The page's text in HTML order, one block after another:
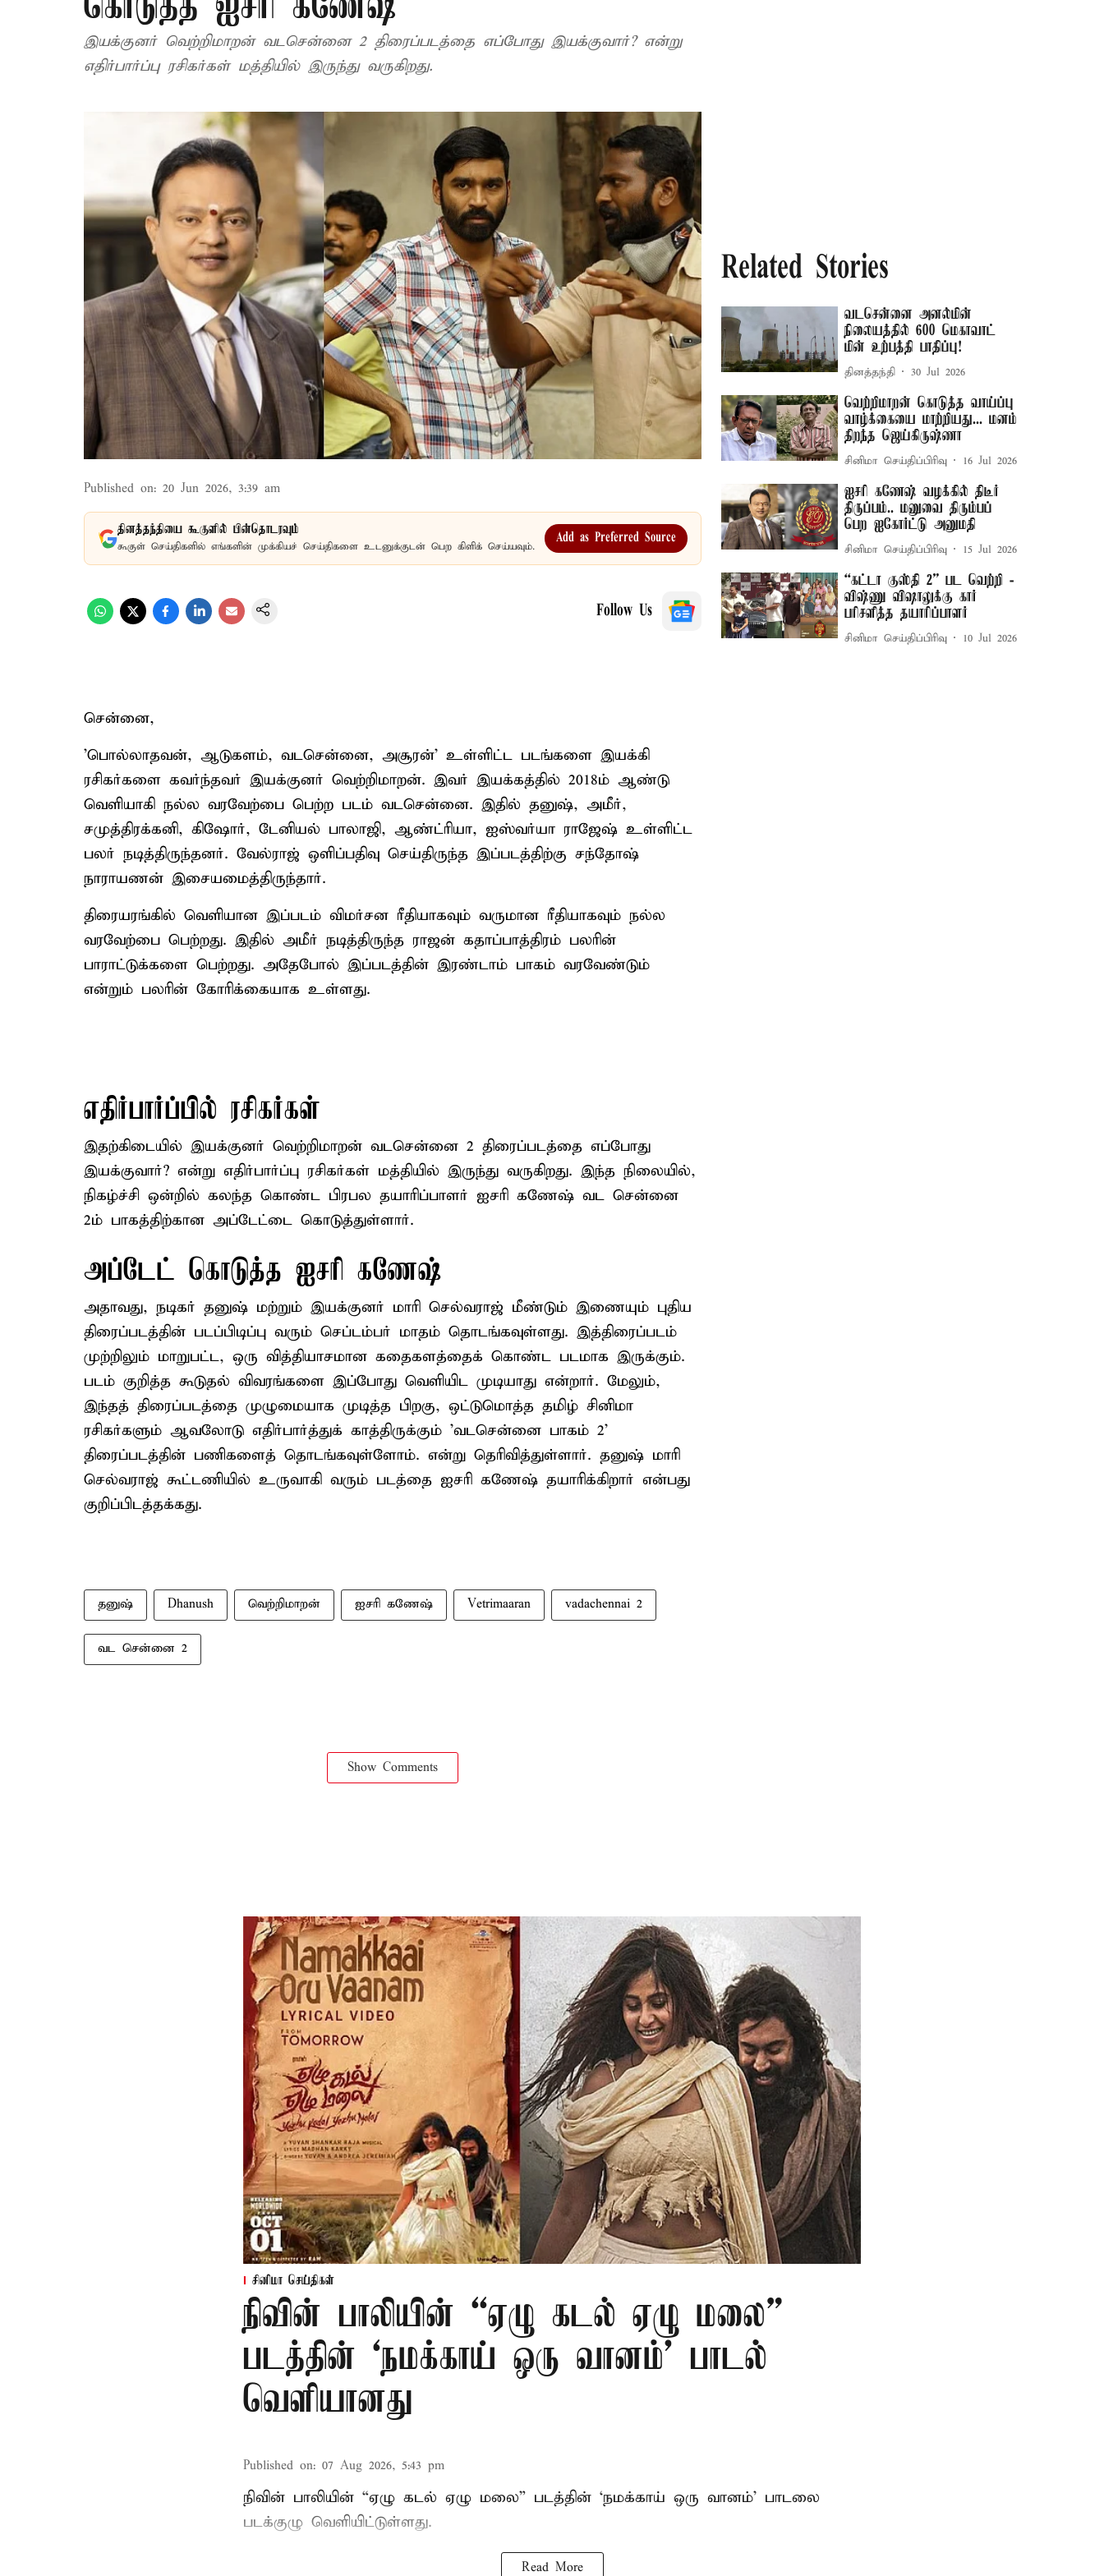
இயக்குனர் வெற்றிமாறன் வடசென்னை 2 திரைப்படத்தை எப்போது இயக்குவார்? என்று
எதிர்பார்ப்பு ரசிகர்கள் மத்தியில் இருந்து வருகிறது.
Published on: 20 Jun 2026, 3:39 am
தினத்தந்தியை கூகுளில் பின்தொடரவும்
கூகுள் செய்திகளில் எங்களின் முக்கியச் செய்திகளை உடனுக்குடன் பெற கிளிக் செய்யவும்.
Add as Preferred Source
Follow Us
சென்னை,
'பொல்லாதவன், ஆடுகளம், வடசென்னை, அசூரன்' உள்ளிட்ட படங்களை இயக்கி
ரசிகர்களை கவர்ந்தவர் இயக்குனர் வெற்றிமாறன். இவர் இயக்கத்தில் 2018ம் ஆண்டு
வெளியாகி நல்ல வரவேற்பை பெற்ற படம் வடசென்னை. இதில் தனுஷ், அமீர்,
சமுத்திரக்கனி, கிஷோர், டேனியல் பாலாஜி, ஆண்ட்ரியா, ஐஸ்வர்யா ராஜேஷ் உள்ளிட்ட
பலர் நடித்திருந்தனர். வேல்ராஜ் ஒளிப்பதிவு செய்திருந்த இப்படத்திற்கு சந்தோஷ்
நாராயணன் இசையமைத்திருந்தார்.
திரையரங்கில் வெளியான இப்படம் விமர்சன ரீதியாகவும் வருமான ரீதியாகவும் நல்ல
வரவேற்பை பெற்றது. இதில் அமீர் நடித்திருந்த ராஜன் கதாப்பாத்திரம் பலரின்
பாராட்டுக்களை பெற்றது. அதேபோல் இப்படத்தின் இரண்டாம் பாகம் வரவேண்டும்
என்றும் பலரின் கோரிக்கையாக உள்ளது.
எதிர்பார்ப்பில் ரசிகர்கள்
இதற்கிடையில் இயக்குனர் வெற்றிமாறன் வடசென்னை 2 திரைப்படத்தை எப்போது
இயக்குவார்? என்று எதிர்பார்ப்பு ரசிகர்கள் மத்தியில் இருந்து வருகிறது. இந்த நிலையில்,
நிகழ்ச்சி ஒன்றில் கலந்த கொண்ட பிரபல தயாரிப்பாளர் ஐசரி கணேஷ் வட சென்னை
2ம் பாகத்திற்கான அப்டேட்டை கொடுத்துள்ளார்.
அப்டேட் கொடுத்த ஐசரி கணேஷ்
அதாவது, நடிகர் தனுஷ் மற்றும் இயக்குனர் மாரி செல்வராஜ் மீண்டும் இணையும் புதிய
திரைப்படத்தின் படப்பிடிப்பு வரும் செப்டம்பர் மாதம் தொடங்கவுள்ளது. இத்திரைப்படம்
முற்றிலும் மாறுபட்ட, ஒரு வித்தியாசமான கதைகளத்தைக் கொண்ட படமாக இருக்கும்.
படம் குறித்த கூடுதல் விவரங்களை இப்போது வெளியிட முடியாது என்றார். மேலும்,
இந்தத் திரைப்படத்தை முழுமையாக முடித்த பிறகு, ஒட்டுமொத்த தமிழ் சினிமா
ரசிகர்களும் ஆவலோடு எதிர்பார்த்துக் காத்திருக்கும் 'வடசென்னை பாகம் 2'
திரைப்படத்தின் பணிகளைத் தொடங்கவுள்ளோம். என்று தெரிவித்துள்ளார். தனுஷ் மாரி
செல்வராஜ் கூட்டணியில் உருவாகி வரும் படத்தை ஐசரி கணேஷ் தயாரிக்கிறார் என்பது
குறிப்பிடத்தக்கது.
தனுஷ் Dhanush வெற்றிமாறன் ஐசரி கணேஷ் Vetrimaaran vadachennai 2
வட சென்னை 2
Show Comments
Related Stories
வடசென்னை அனல்மின்
நிலையத்தில் 600 மெகாவாட்
மின் உற்பத்தி பாதிப்பு!
தினத்தந்தி 30 Jul 2026
வெற்றிமாறன் கொடுத்த வாய்ப்பு
வாழ்க்கையை மாற்றியது... மனம்
திறந்த ஜெய்கிருஷ்ணா
சினிமா செய்திப்பிரிவு 16 Jul 2026
ஐசரி கணேஷ் வழக்கில் திடீர்
திருப்பம்.. மனுவை திரும்பப்
பெற ஐகோர்ட்டு அனுமதி
சினிமா செய்திப்பிரிவு 15 Jul 2026
“கட்டா குஸ்தி 2” பட வெற்றி -
விஷ்ணு விஷாலுக்கு கார்
பரிசளித்த தயாரிப்பாளர்
சினிமா செய்திப்பிரிவு 10 Jul 2026
சினிமா செய்திகள்
நிவின் பாலியின் “ஏழு கடல் ஏழு மலை”
படத்தின் ‘நமக்காய் ஒரு வானம்’ பாடல்
வெளியானது
Published on: 07 Aug 2026, 5:43 pm
நிவின் பாலியின் “ஏழு கடல் ஏழு மலை” படத்தின் ‘நமக்காய் ஒரு வானம்’ பாடலை
படக்குழு வெளியிட்டுள்ளது.
Read More